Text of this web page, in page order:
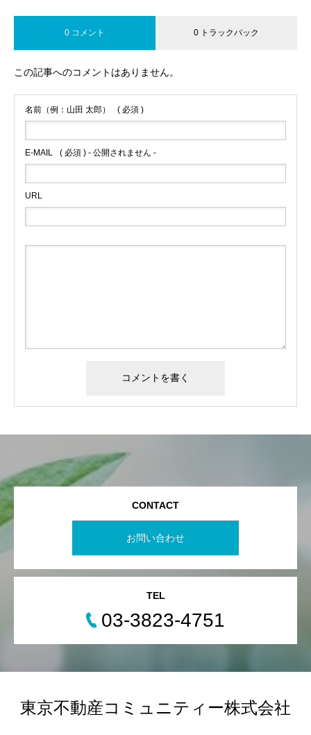
0 コメント 0 トラックバック
この記事へのコメントはありません。
名前（例：山田 太郎） ( 必須 )
E-MAIL ( 必須 ) - 公開されません -
URL
CONTACT
お問い合わせ
TEL
03-3823-4751
東京不動産コミュニティー株式会社